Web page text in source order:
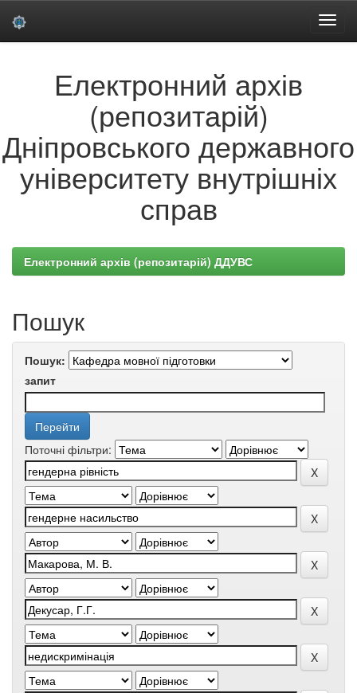
Електронний архів
(репозитарій)
Дніпровського державного
університету внутрішніх
справ
Електронний архів (репозитарій) ДДУВС
Пошук
Пошук:
запит
Поточні фільтри: